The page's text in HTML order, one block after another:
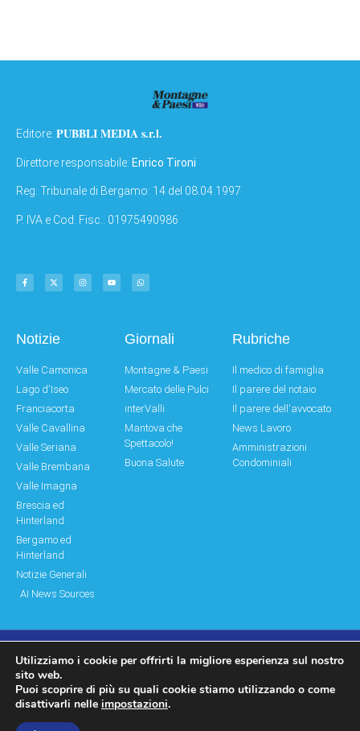
Editore: PUBBLI MEDIA s.r.l.
Direttore responsabile: Enrico Tironi
Reg: Tribunale di Bergamo: 14 del 08.04.1997
P. IVA e Cod. Fisc.: 01975490986
Notizie
Valle Camonica
Lago d'Iseo
Franciacorta
Valle Cavallina
Valle Seriana
Valle Brembana
Valle Imagna
Brescia ed
Hinterland
Bergamo ed
Hinterland
Notizie Generali
AI News Sources
Giornali
Montagne & Paesi
Mercato delle Pulci
interValli
Mantova che
Spettacolo!
Buona Salute
Rubriche
Il medico di famiglia
Il parere del notaio
Il parere dell'avvocato
News Lavoro
Amministrazioni
Condominiali
© Copyright 2011 – 2026 Montagne & Paesi
Log In|Log Out Privacy Policy
Utilizziamo i cookie per offrirti la migliore esperienza sul nostro
sito web.
Puoi scoprire di più su quali cookie stiamo utilizzando o come
disattivarli nelle impostazioni.